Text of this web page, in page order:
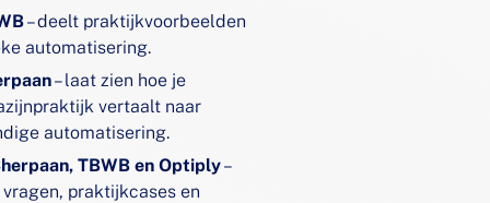
– deelt praktijkvoorbeelden
automatisering.
– laat zien hoe je
vertaalt naar
automatisering.
TBWB en Optiply–
praktijkcases en